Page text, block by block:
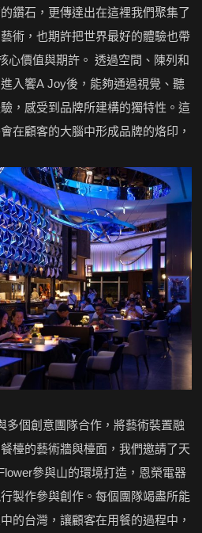
鑽石，更傳達出在這裡我們聚集了
術，也期許把世界最好的體驗也帶
心價值與期許。 透過空間、陳列和
入饗A Joy後，能夠通過視覺、聽
，感受到品牌所建構的獨特性。這
在顧客的大腦中形成品牌的烙印，
多個創意團隊合作，將藝術裝置融
檯的藝術牆與檯面，我們邀請了天
參與山的環境打造，恩榮電器
製作參與創作。每個團隊竭盡所能
的台灣，讓顧客在用餐的過程中，